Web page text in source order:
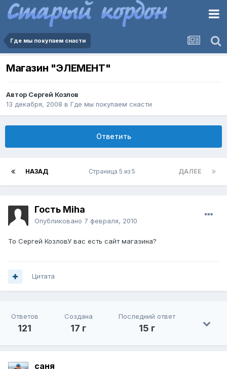
Где мы покупаем снасти
Магазин "ЭЛЕМЕНТ"
Автор Сергей Козлов
13 декабря, 2008 в Где мы покупаем снасти
Ответить
НАЗАД ДАЛЕЕ
Страница 5 из 5
Гость Miha
Опубликовано 7 февраля, 2010
То Сергей КозловУ вас есть сайт магазина?
Цитата
Ответов
121
Создана
17 г
Последний ответ
15 г
саня